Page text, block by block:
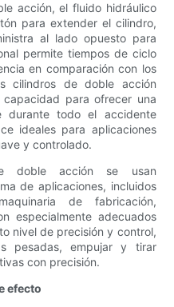
acción, el fluido hidráulico
para extender el cilindro,
al lado opuesto para
permite tiempos de ciclo
en comparación con los
cilindros de doble acción
para ofrecer una
durante todo el accidente
ideales para aplicaciones
y controlado.
doble acción se usan
de aplicaciones, incluidos
de fabricación,
especialmente adecuados
nivel de precisión y control,
pesadas, empujar y tirar
con precisión.
efecto